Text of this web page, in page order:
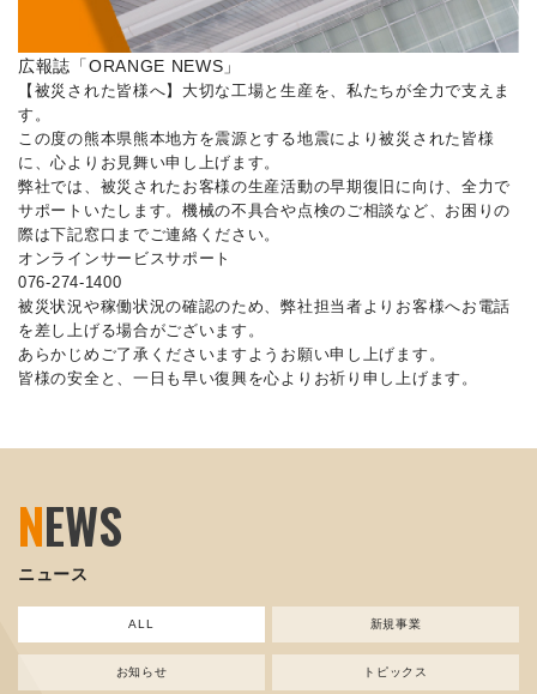
広報誌「ORANGE NEWS」
【被災された皆様へ】大切な工場と生産を、私たちが全力で支えま
す。
この度の熊本県熊本地方を震源とする地震により被災された皆様
に、心よりお見舞い申し上げます。
弊社では、被災されたお客様の生産活動の早期復旧に向け、全力で
サポートいたします。機械の不具合や点検のご相談など、お困りの
際は下記窓口までご連絡ください。
オンラインサービスサポート
076-274-1400
被災状況や稼働状況の確認のため、弊社担当者よりお客様へお電話
を差し上げる場合がございます。
あらかじめご了承くださいますようお願い申し上げます。
皆様の安全と、一日も早い復興を心よりお祈り申し上げます。
NEWS
ニュース
ALL 新規事業
お知らせ トピックス